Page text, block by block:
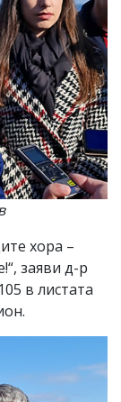
хора –
заяви д-р
в листата